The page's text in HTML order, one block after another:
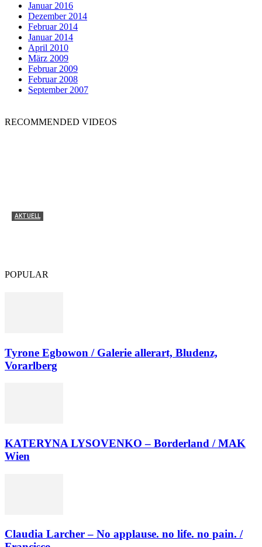
Januar 2016
Dezember 2014
Februar 2014
Januar 2014
April 2010
März 2009
Februar 2009
Februar 2008
September 2007
RECOMMENDED VIDEOS
AKTUELL
POPULAR
Tyrone Egbowon / Galerie allerart, Bludenz,
Vorarlberg
KATERYNA LYSOVENKO – Borderland / MAK
Wien
Claudia Larcher – No applause. no life. no pain. /